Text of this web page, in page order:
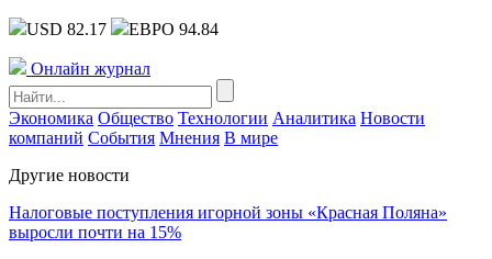
USD 82.17 ЕВРО 94.84
Онлайн журнал
Экономика Общество Технологии Аналитика Новости
компаний События Мнения В мире
Другие новости
Налоговые поступления игорной зоны «Красная Поляна»
выросли почти на 15%